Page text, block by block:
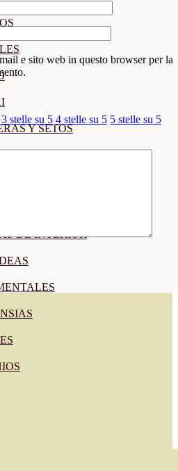
Y SETOS
DE INTERIOR
e sito web in questo browser per la
3 stelle su 5 4 stelle su 5 5 stelle su 5